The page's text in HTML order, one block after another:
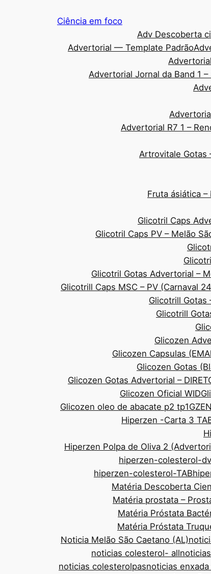
Ciência em foco
Adv Descoberta
Advertorial — Template Padrão
Advertorial Jornal da Band 1 –
Advertorial R7 1 –
Artrovitale Gotas
Fruta ásiática
Glicotril Caps
Glicotril Caps PV – Melão
Glicotril Gotas Advertorial –
Glicotrill Caps MSC – PV (Carnaval
Glicotrill Gotas
Glicotrill
Glicozen
Glicozen Capsulas
Glicozen Gotas
Glicozen Gotas Advertorial –
Glicozen Oficial WID
Glicozen oleo de abacate p2 tp1
Hiperzen -Carta 3
Hiperzen Polpa de Oliva 2
hiperzen-colesterol-
hiperzen-colesterol-TAB
Matéria Descoberta
Matéria prostata –
Matéria Próstata
Matéria Próstata
Noticia Melão São Caetano (AL)
noticias colesterol- all
noticias colesterolpasnoticias